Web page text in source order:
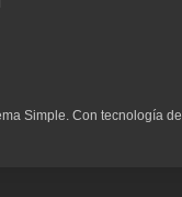
Simple. Con tecnología de